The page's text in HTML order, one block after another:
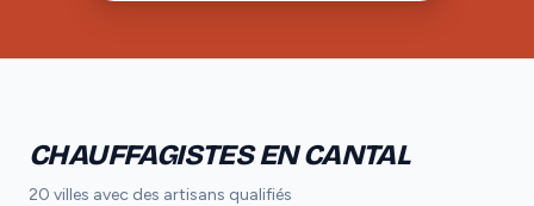
CHAUFFAGISTES EN CANTAL
20 villes avec des artisans qualifiés